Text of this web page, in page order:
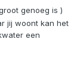
genoeg is )
jij woont kan het
een